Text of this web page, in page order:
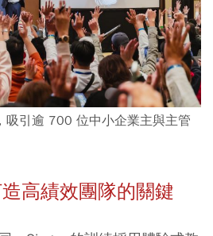
引逾 700 位中小企業主與主管
高績效團隊的關鍵